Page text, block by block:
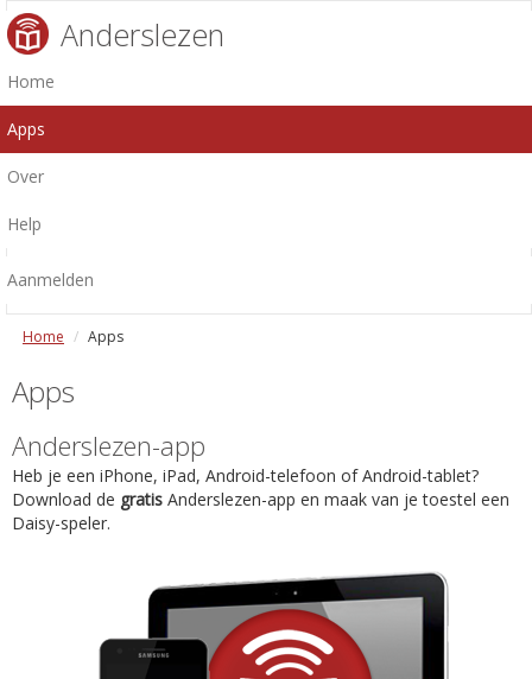
Anderslezen
Home
Apps
Over
Help
Aanmelden
Home Apps
Apps
Anderslezen-app
Heb je een iPhone, iPad, Android-telefoon of Android-tablet?
Download de gratis Anderslezen-app en maak van je toestel een
Daisy-speler.